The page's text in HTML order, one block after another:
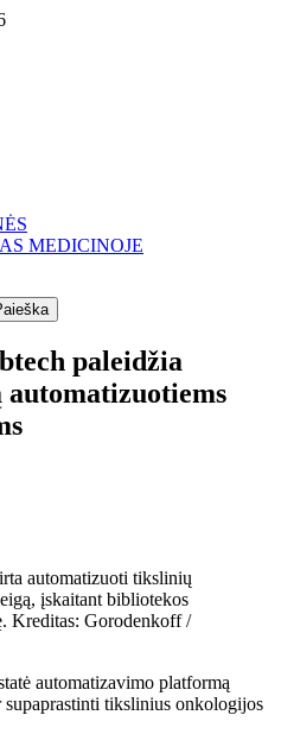
MEDICINOJE
paleidžia
automatizuoti tikslinių
įskaitant bibliotekos
Kreditas: Gorodenkoff /
automatizavimo platformą
tikslinius onkologijos